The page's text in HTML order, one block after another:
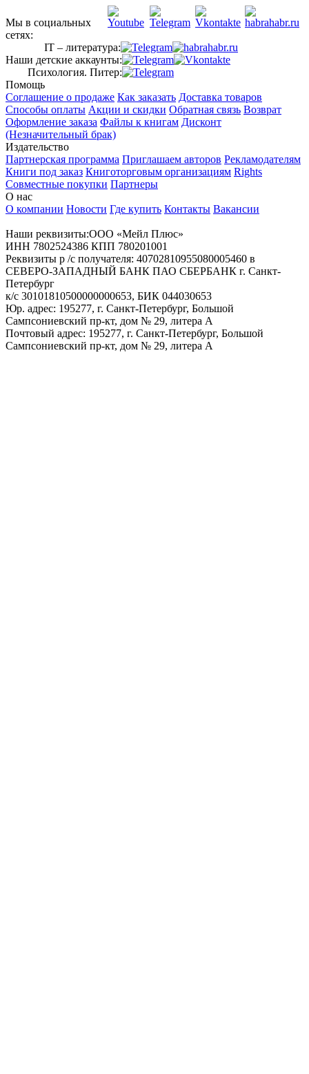
Мы в социальных
сетях:
IT – литература:
Наши детские аккаунты:
Психология. Питер:
Помощь
Соглашение о продаже Как заказать Доставка товаров
Способы оплаты Акции и скидки Обратная связь Возврат
Оформление заказа Файлы к книгам Дисконт
(Незначительный брак)
Издательство
Партнерская программа Приглашаем авторов Рекламодателям
Книги под заказ Книготорговым организациям Rights
Совместные покупки Партнеры
О нас
О компании Новости Где купить Контакты Вакансии
Наши реквизиты:ООО «Мейл Плюс»
ИНН 7802524386 КПП 780201001
Реквизиты р /с получателя: 40702810955080005460 в
СЕВЕРО-ЗАПАДНЫЙ БАНК ПАО СБЕРБАНК г. Санкт-
Петербург
к/с 30101810500000000653, БИК 044030653
Юр. адрес: 195277, г. Санкт-Петербург, Большой
Сампсониевский пр-кт, дом № 29, литера А
Почтовый адрес: 195277, г. Санкт-Петербург, Большой
Сампсониевский пр-кт, дом № 29, литера А